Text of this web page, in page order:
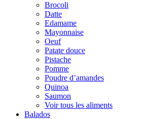
Brocoli
Datte
Edamame
Mayonnaise
Oeuf
Patate douce
Pistache
Pomme
Poudre d’amandes
Quinoa
Saumon
Voir tous les aliments
Balados